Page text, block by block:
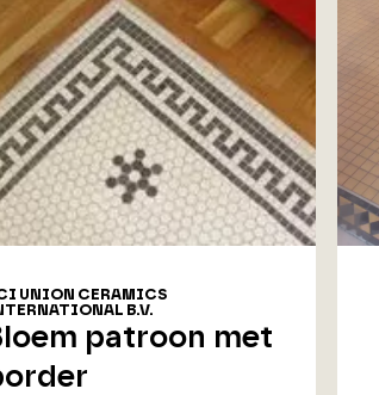
UNION CERAMICS
B.V.
patroon met